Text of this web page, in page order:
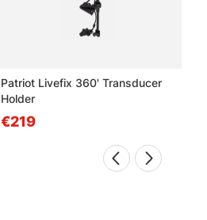
Patriot Livefix 360' Transducer
Holder
€219